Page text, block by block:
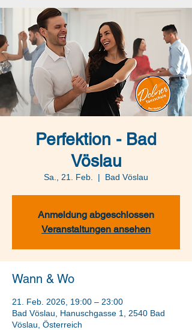
Perfektion - Bad
Vöslau
Sa., 21. Feb.
  |
Bad Vöslau
Anmeldung abgeschlossen
Veranstaltungen ansehen
Wann & Wo
21. Feb. 2026, 19:00 – 23:00
Bad Vöslau, Hanuschgasse 1, 2540 Bad
Vöslau, Österreich